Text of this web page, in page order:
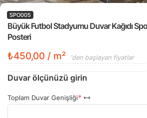
Büyük Futbol Stadyumu Duvar Kağıdı
Posteri
SPO005
₺450,00 / m² 'den başlayan fiyatlar
Duvar ölçünüzü girin
Toplam Duvar Genişliği